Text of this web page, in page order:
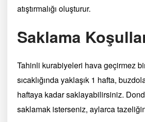
atıştırmalığı oluşturur.
Saklama
Tahinli kurabiyeleri hava geçirmez
sıcaklığında yaklaşık 1 hafta,
haftaya kadar saklayabilirsiniz.
saklamak isterseniz, aylarca